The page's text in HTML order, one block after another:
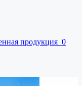
продукция 0